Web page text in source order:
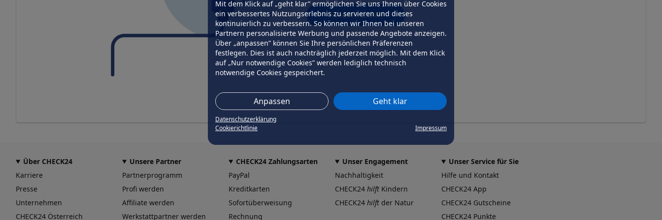
Mit dem Klick auf „geht klar” ermöglichen Sie uns Ihnen über Cookies
ein verbessertes Nutzungserlebnis zu servieren und dieses
kontinuierlich zu verbessern. So können wir Ihnen bei unseren
Partnern personalisierte Werbung und passende Angebote anzeigen.
Über „anpassen” können Sie Ihre persönlichen Präferenzen
festlegen. Dies ist auch nachträglich jederzeit möglich. Mit dem Klick
auf „Nur notwendige Cookies” werden lediglich technisch
notwendige Cookies gespeichert.
Anpassen Geht klar
Datenschutzerklärung
Cookierichtlinie
Impressum
erneut versuchen
Über CHECK24
Karriere
Presse
Unternehmen
CHECK24 Österreich
Unsere Partner
Partnerprogramm
Profi werden
Affiliate werden
Werkstattpartner werden
CHECK24 Zahlungsarten
PayPal
Kreditkarten
Sofortüberweisung
Rechnung
Unser Engagement
Nachhaltigkeit
CHECK24 hilft Kindern
CHECK24 hilft der Natur
Unser Service für Sie
Hilfe und Kontakt
CHECK24 App
CHECK24 Gutscheine
CHECK24 Punkte